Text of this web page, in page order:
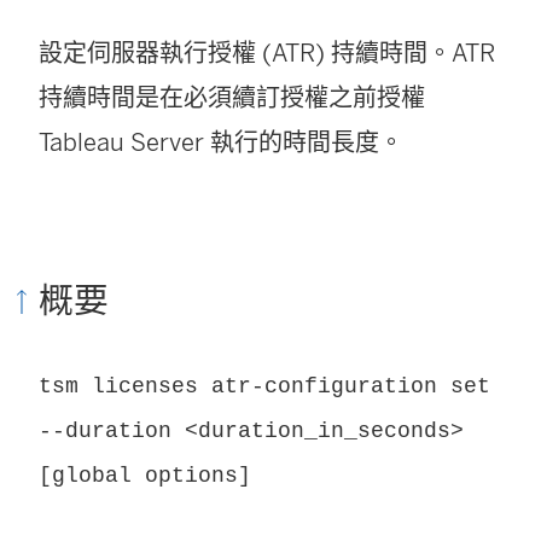
設定伺服器執行授權 (ATR) 持續時間。ATR
持續時間是在必須續訂授權之前授權
Tableau Server 執行的時間長度。
概要
tsm licenses atr-configuration set
--duration <duration_in_seconds>
[global options]